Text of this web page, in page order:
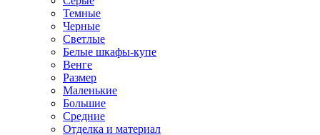
Темные
Черные
Светлые
Белые шкафы-купе
Венге
Размер
Маленькие
Большие
Средние
Отделка и материал